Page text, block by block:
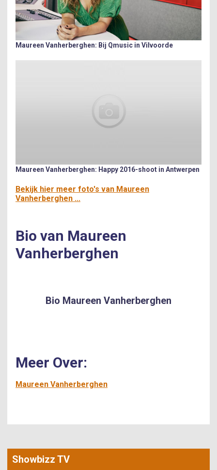
Maureen Vanherberghen: Bij Qmusic in Vilvoorde
Maureen Vanherberghen: Happy 2016-shoot in Antwerpen
Bekijk hier meer foto's van Maureen
Vanherberghen ...
Bio van Maureen
Vanherberghen
Bio Maureen Vanherberghen
Meer Over:
Maureen Vanherberghen
Showbizz TV